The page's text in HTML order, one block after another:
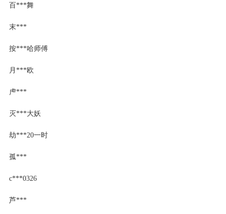
百***舞
末***
按***哈师傅
月***欧
虍***
灭***大妖
劫***20一时
孤***
c***0326
芦***